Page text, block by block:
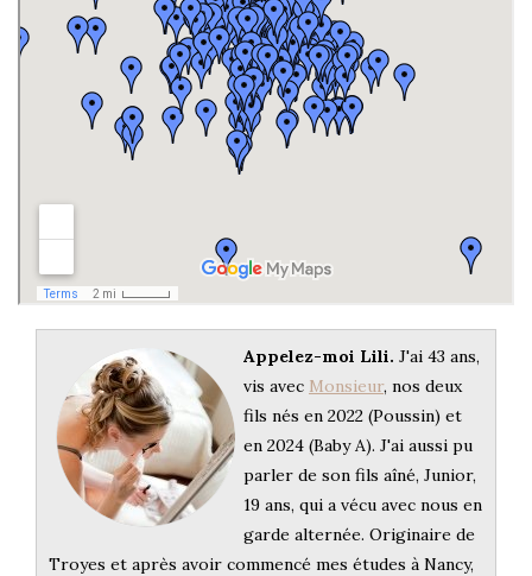
Appelez-moi Lili. J'ai 43 ans,
vis avec Monsieur, nos deux
fils nés en 2022 (Poussin) et
en 2024 (Baby A). J'ai aussi pu
parler de son fils aîné, Junior,
19 ans, qui a vécu avec nous en
garde alternée. Originaire de
Troyes et après avoir commencé mes études à Nancy,